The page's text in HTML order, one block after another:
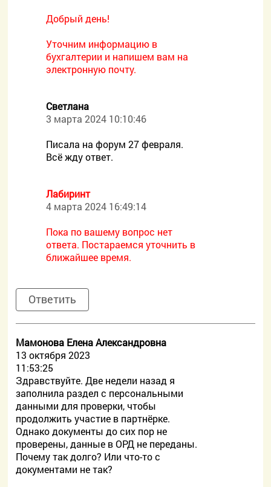
Добрый день!
Уточним информацию в
бухгалтерии и напишем вам на
электронную почту.
Светлана
3 марта 2024 10:10:46
Писала на форум 27 февраля.
Всё жду ответ.
Лабиринт
4 марта 2024 16:49:14
Пока по вашему вопрос нет
ответа. Постараемся уточнить в
ближайшее время.
Ответить
Мамонова Елена Александровна
13 октября 2023
11:53:25
Здравствуйте. Две недели назад я
заполнила раздел с персональными
данными для проверки, чтобы
продолжить участие в партнёрке.
Однако документы до сих пор не
проверены, данные в ОРД не переданы.
Почему так долго? Или что-то с
документами не так?